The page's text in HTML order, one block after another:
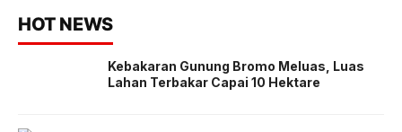
HOT NEWS
Kebakaran Gunung Bromo Meluas, Luas
Lahan Terbakar Capai 10 Hektare